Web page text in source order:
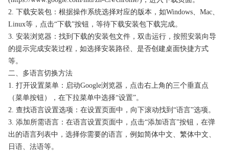
2. 下载安装包：根据操作系统选择对应的版本，如Windows、Mac、
Linux等，点击“下载”按钮，等待下载安装包下载完成。
3. 安装浏览器：找到下载的安装包文件，双击运行，按照安装向导
的提示完成安装过程，如选择安装路径、是否创建桌面快捷方式
等。
二、多语言切换方法
1. 打开设置菜单：启动Google浏览器，点击右上角的三个垂直点
（菜单按钮），在下拉菜单中选择“设置”。
2. 查找语言设置选项：在设置页面中，向下滚动找到“语言”选项。
3. 添加所需语言：在语言设置页面中，点击“添加语言”按钮，在弹
出的语言列表中，选择你需要的语言，例如简体中文、繁体中文、
日语、法语等。